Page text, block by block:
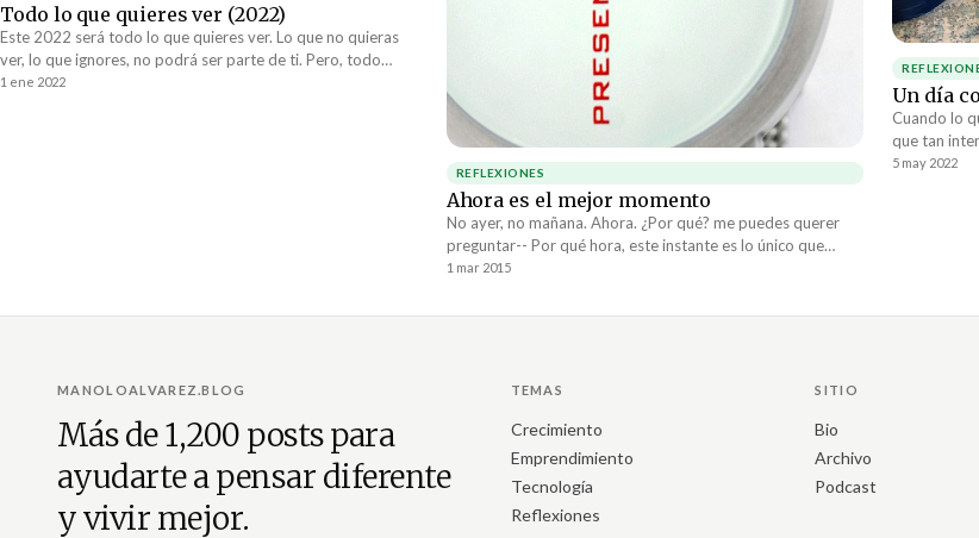
Todo lo que quieres ver (2022)
Este 2022 será todo lo que quieres ver. Lo que no quieras
ver, lo que ignores, no podrá ser parte de ti. Pero, todo
aquello en lo que decidas enfocarte, todo aquello a lo que le
1 ene 2022
REFLEXIONES
Ahora es el mejor momento
No ayer, no mañana. Ahora. ¿Por qué? me puedes querer
preguntar-- Por qué hora, este instante es lo único que
tienes. Es lo único que es real. Ahora, este...
1 mar 2015
Un día
Cuando lo
que tan
garantizar
5 may 2022
MANOLOALVAREZ.BLOG
Más de 1,200 posts para
ayudarte a pensar diferente
y vivir mejor.
TEMAS
Crecimiento
Emprendimiento
Tecnología
Reflexiones
SITIO
Bio
Archivo
Podcast